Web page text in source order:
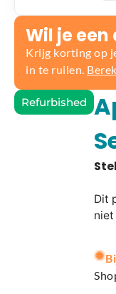
Wil je
Krijg korting op
in te ruilen.
Refurbished
Dit
A
t